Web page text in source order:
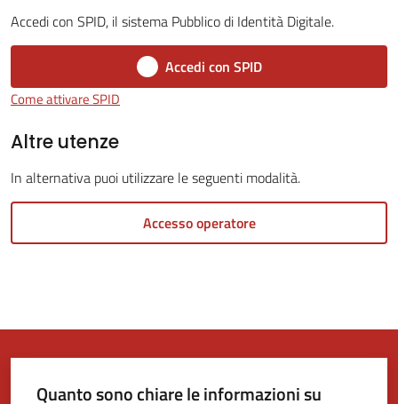
gli
argomenti...
Accedi con SPID, il sistema Pubblico di Identità Digitale.
Accedi con SPID
Come attivare SPID
Altre utenze
In alternativa puoi utilizzare le seguenti modalità.
Accesso operatore
Quanto sono chiare le informazioni su